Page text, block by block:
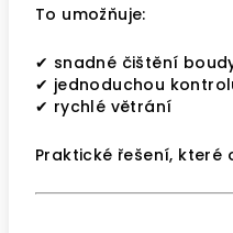
To umožňuje:
✔ snadné čištění
✔ jednoduchou
✔ rychlé větrání
Praktické řešení, které